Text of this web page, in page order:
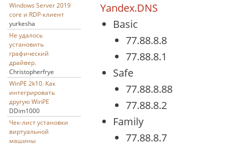
Windows Server 2019
core и RDP-клиент
yurkesha
Не удалось
установить
графический
драйвер.
Christopherfrye
WinPE 2k10. Как
интегрировать
другую WinPE
DDim1000
Чек-лист установки
виртуальной
машины
Yandex.DNS
Basic
77.88.8.8
77.88.8.1
Safe
77.88.8.88
77.88.8.2
Family
77.88.8.7